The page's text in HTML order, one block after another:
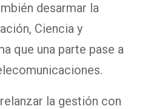
desarmar la
Ciencia y
que una parte pase a
la gestión con